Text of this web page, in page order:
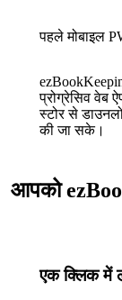
पहले मोबाइल
प्रोग्रेसिव वेब
स्टोर से
की जा सके।
आपको
एक क्लिक में